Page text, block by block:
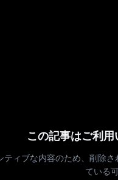
この記事はご利用
ティブな内容のため、削除
ている